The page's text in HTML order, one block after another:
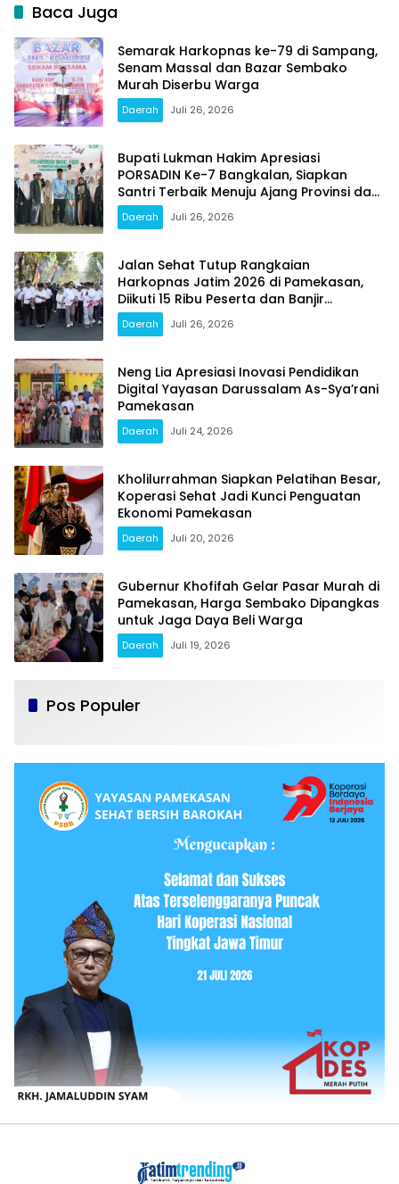
Baca Juga
Semarak Harkopnas ke-79 di Sampang,
Senam Massal dan Bazar Sembako
Murah Diserbu Warga
Daerah Juli 26, 2026
Bupati Lukman Hakim Apresiasi
PORSADIN Ke-7 Bangkalan, Siapkan
Santri Terbaik Menuju Ajang Provinsi dan
Nasional
Daerah Juli 26, 2026
Jalan Sehat Tutup Rangkaian
Harkopnas Jatim 2026 di Pamekasan,
Diikuti 15 Ribu Peserta dan Banjir
Doorprize
Daerah Juli 26, 2026
Neng Lia Apresiasi Inovasi Pendidikan
Digital Yayasan Darussalam As-Sya’rani
Pamekasan
Daerah Juli 24, 2026
Kholilurrahman Siapkan Pelatihan Besar,
Koperasi Sehat Jadi Kunci Penguatan
Ekonomi Pamekasan
Daerah Juli 20, 2026
Gubernur Khofifah Gelar Pasar Murah di
Pamekasan, Harga Sembako Dipangkas
untuk Jaga Daya Beli Warga
Daerah Juli 19, 2026
Pos Populer